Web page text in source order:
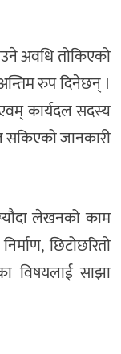
अवधि तोकिएको
रुप दिनेछन् ।
एवम् कार्यदल सदस्य
जानकारी
लेखनको काम
छिटोछरितो
विषयलाई साझा